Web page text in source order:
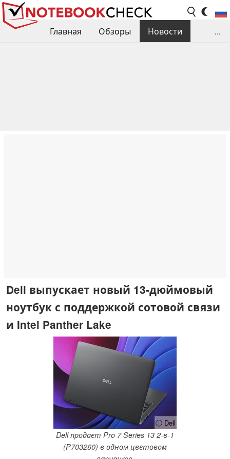
Главная Обзоры
Новости
...
Dell выпускает новый 13-дюймовый
ноутбук с поддержкой сотовой связи
и Intel Panther Lake
ⓘ Dell
Dell продает Pro 7 Series 13 2-в-1
(P703260) в одном цветовом